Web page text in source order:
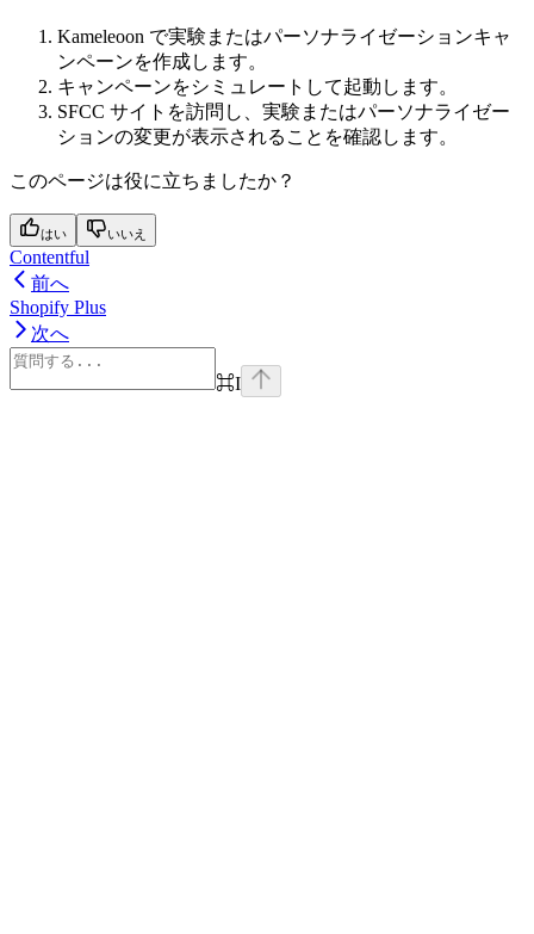
Kameleoon で実験またはパーソナライゼーションキャ
ンペーンを作成します。
キャンペーンをシミュレートして起動します。
SFCC サイトを訪問し、実験またはパーソナライゼー
ションの変更が表示されることを確認します。
このページは役に立ちましたか？
はい いいえ
Contentful
前へ
Shopify Plus
次へ
⌘I